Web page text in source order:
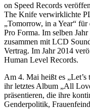
on Speed Records
The Knife verwirklichte
„Tomorrow, in a Year“
Pro Forma. Im selben
zusammen mit LCD
Vertrag. Im Jahr 2014
Human Level Records.
Am 4. Mai heißt es
ihr letztes Album „All
präsentieren, die ihre
Genderpolitik,